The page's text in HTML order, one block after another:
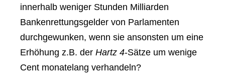
innerhalb weniger Stunden Milliarden
Bankenrettungsgelder von Parlamenten
durchgewunken, wenn sie ansonsten um eine
Erhöhung z.B. der Hartz 4-Sätze um wenige
Cent monatelang verhandeln?